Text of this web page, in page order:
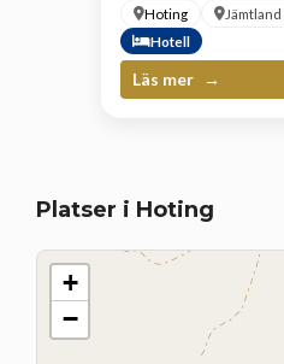
Hoting
Hotell
Läs mer
Platser i Hoting
+
−